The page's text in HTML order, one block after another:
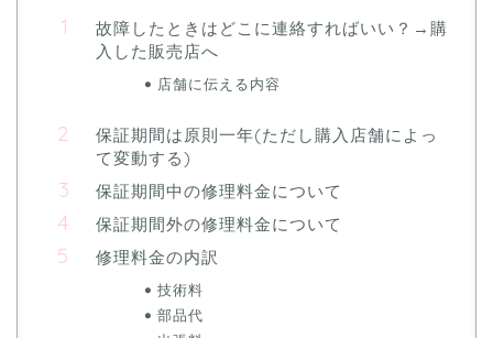
故障したときはどこに連絡すればいい？→購
入した販売店へ
店舗に伝える内容
保証期間は原則一年(ただし購入店舗によっ
て変動する)
保証期間中の修理料金について
保証期間外の修理料金について
修理料金の内訳
技術料
部品代